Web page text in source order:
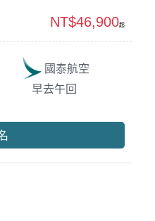
國泰航空
早去午回
NT$46,900起